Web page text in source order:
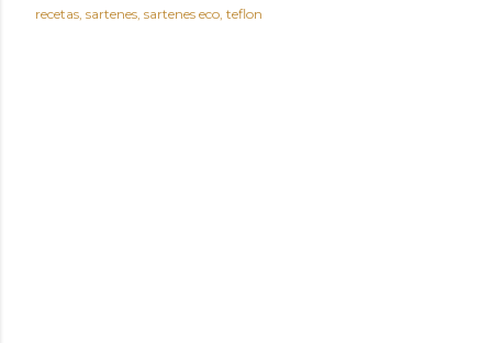
recetas sartenes sartenes eco teflon